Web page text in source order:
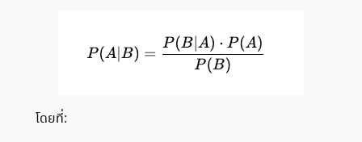
โดยที่: